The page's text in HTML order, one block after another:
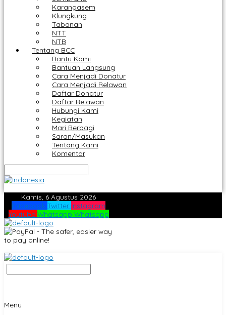
Karangasem
Klungkung
Tabanan
NTT
NTB
Tentang BCC
Bantu Kami
Bantuan Langsung
Cara Menjadi Donatur
Cara Menjadi Relawan
Daftar Donatur
Daftar Relawan
Hubungi Kami
Kegiatan
Mari Berbagi
Saran/Masukan
Tentang Kami
Komentar
Kamis, 6 Agustus 2026
Facebook Twitter Instagram
Youtube Whatsapp Whatsapp
Menu